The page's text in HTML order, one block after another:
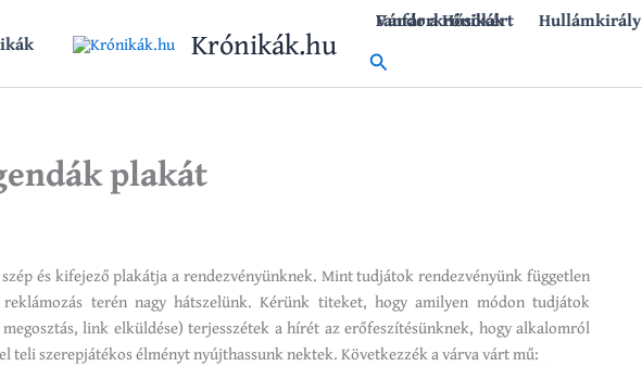
Krónikák.hu
Vándorkrónikák Hullámkirály
Fanfár a Hősökért
Search
plakát
és kifejező plakátja a rendezvényünknek. Mint tudjátok rendezvényünk független
terén nagy hátszelünk. Kérünk titeket, hogy amilyen módon tudjátok
link elküldése) terjesszétek a hírét az erőfeszítésünknek, hogy alkalomról
teli szerepjátékos élményt nyújthassunk nektek. Következzék a várva várt mű: